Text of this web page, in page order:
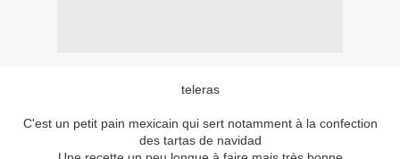
teleras
C'est un petit pain mexicain qui sert notamment à la confection
des tartas de navidad